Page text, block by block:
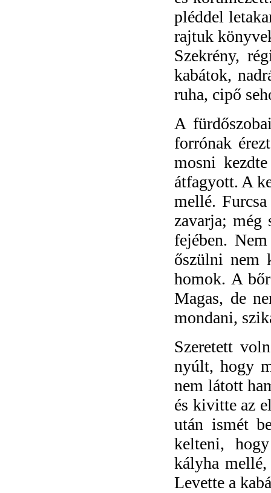
pléddel
rajtuk
Szekrény,
kabátok,
ruha, cipő
A
forrónak
mosni
átfagyott. A
mellé.
zavarja; még
fejében.
őszülni nem
homok. A
Magas, de
mondani,
Szeretett
nyúlt, hogy
nem látott
és kivitte az
után ismét
kelteni,
kályha
Levette a